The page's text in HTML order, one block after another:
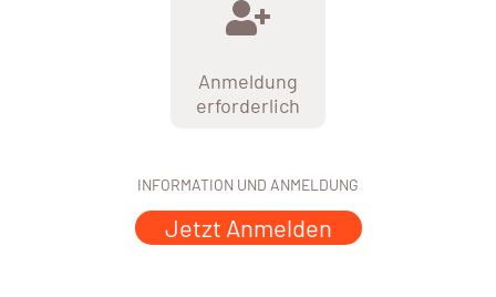
Anmeldung
erforderlich
INFORMATION UND ANMELDUNG
Jetzt Anmelden